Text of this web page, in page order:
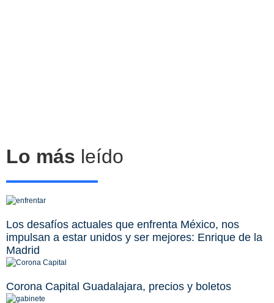
Lo más leído
Los desafíos actuales que enfrenta México, nos
impulsan a estar unidos y ser mejores: Enrique de la
Madrid
Corona Capital Guadalajara, precios y boletos